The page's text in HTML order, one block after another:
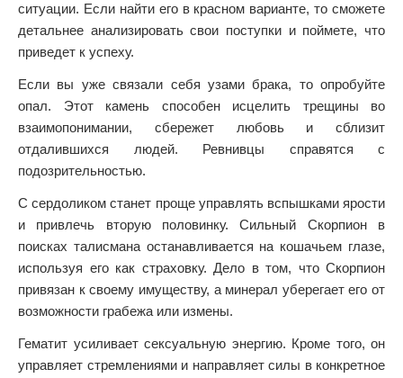
ситуации. Если найти его в красном варианте, то сможете
детальнее анализировать свои поступки и поймете, что
приведет к успеху.
Если вы уже связали себя узами брака, то опробуйте
опал. Этот камень способен исцелить трещины во
взаимопонимании, сбережет любовь и сблизит
отдалившихся людей. Ревнивцы справятся с
подозрительностью.
С сердоликом станет проще управлять вспышками ярости
и привлечь вторую половинку. Сильный Скорпион в
поисках талисмана останавливается на кошачьем глазе,
используя его как страховку. Дело в том, что Скорпион
привязан к своему имуществу, а минерал уберегает его от
возможности грабежа или измены.
Гематит усиливает сексуальную энергию. Кроме того, он
управляет стремлениями и направляет силы в конкретное